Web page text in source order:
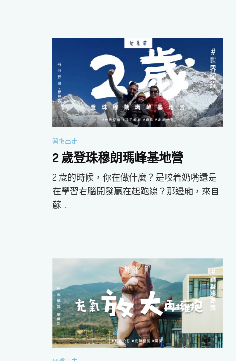
習慣出走
2 歲登珠穆朗瑪峰基地營
2 歲的時候，你在做什麼？是咬着奶嘴還是
在學習右腦開發贏在起跑線？那邊廂，來自
蘇……